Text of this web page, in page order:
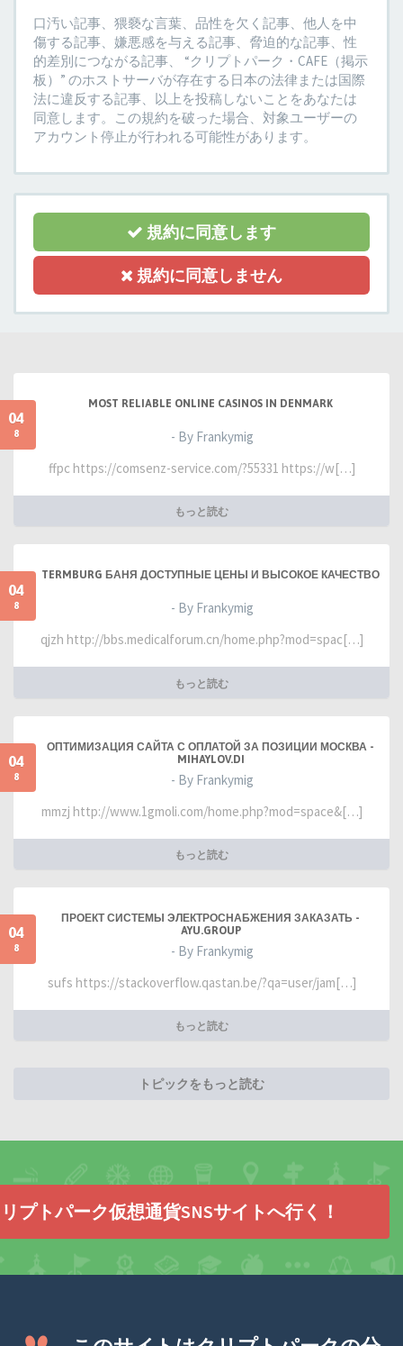
口汚い記事、猥褻な言葉、品性を欠く記事、他人を中
傷する記事、嫌悪感を与える記事、脅迫的な記事、性
的差別につながる記事、 “クリプトパーク・CAFE（掲示
板）” のホストサーバが存在する日本の法律または国際
法に違反する記事、以上を投稿しないことをあなたは
同意します。この規約を破った場合、対象ユーザーの
アカウント停止が行われる可能性があります。
規約に同意します
規約に同意しません
04
8
MOST RELIABLE ONLINE CASINOS IN DENMARK
- By Frankymig
ffpc https://comsenz-service.com/?55331 https://w[…]
もっと読む
04
8
TERMBURG БАНЯ ДОСТУПНЫЕ ЦЕНЫ И ВЫСОКОЕ КАЧЕСТВО
- By Frankymig
qjzh http://bbs.medicalforum.cn/home.php?mod=spac[…]
もっと読む
04
8
ОПТИМИЗАЦИЯ САЙТА С ОПЛАТОЙ ЗА ПОЗИЦИИ МОСКВА -
MIHAYLOV.DI
- By Frankymig
mmzj http://www.1gmoli.com/home.php?mod=space&[…]
もっと読む
04
8
ПРОЕКТ СИСТЕМЫ ЭЛЕКТРОСНАБЖЕНИЯ ЗАКАЗАТЬ -
AYU.GROUP
- By Frankymig
sufs https://stackoverflow.qastan.be/?qa=user/jam[…]
もっと読む
トピックをもっと読む
プトパーク仮想通貨SNSサイトへ行く！